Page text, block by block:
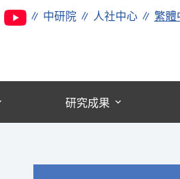
∥ 中研院∥ 人社中心∥ 繁體
研究成果